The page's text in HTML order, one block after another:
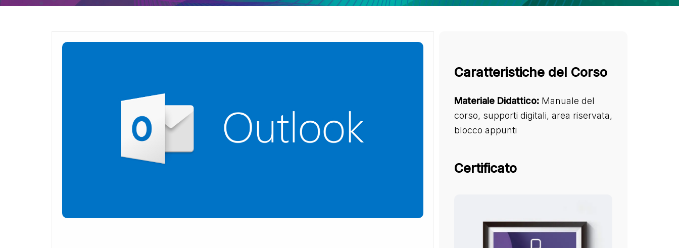
Caratteristiche del Corso
Materiale Didattico:Manuale del
corso, supporti digitali, area riservata,
blocco appunti
Certificato